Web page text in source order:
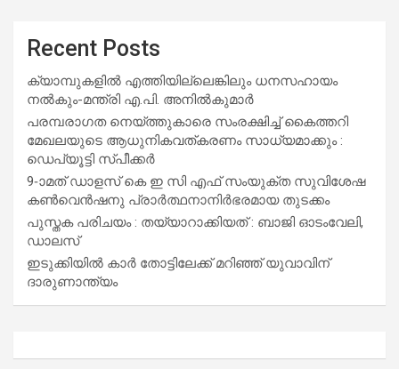
Recent Posts
ക്യാമ്പുകളിൽ എത്തിയില്ലെങ്കിലും ധനസഹായം
നൽകും-മന്ത്രി എ.പി. അനിൽകുമാർ
പരമ്പരാഗത നെയ്ത്തുകാരെ സംരക്ഷിച്ച് കൈത്തറി
മേഖലയുടെ ആധുനികവത്കരണം സാധ്യമാക്കും :
ഡെപ്യൂട്ടി സ്പീക്കർ
9-ാമത് ഡാളസ് കെ ഇ സി എഫ് സംയുക്ത സുവിശേഷ
കൺവെൻഷനു പ്രാർത്ഥനാനിർഭരമായ തുടക്കം
പുസ്തക പരിചയം : തയ്യാറാക്കിയത് : ബാജി ഓടംവേലി,
ഡാലസ്
ഇടുക്കിയിൽ കാർ തോട്ടിലേക്ക് മറിഞ്ഞ് യുവാവിന്
ദാരുണാന്ത്യം